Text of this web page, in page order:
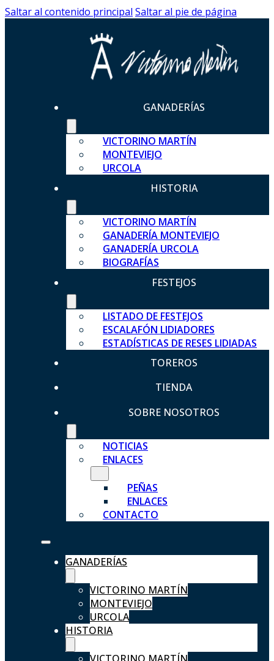
Saltar al contenido principal Saltar al pie de página
GANADERÍAS
VICTORINO MARTÍN
MONTEVIEJO
URCOLA
HISTORIA
VICTORINO MARTÍN
GANADERÍA MONTEVIEJO
GANADERÍA URCOLA
BIOGRAFÍAS
FESTEJOS
LISTADO DE FESTEJOS
ESCALAFÓN LIDIADORES
ESTADÍSTICAS DE RESES LIDIADAS
TOREROS
TIENDA
SOBRE NOSOTROS
NOTICIAS
ENLACES
PEÑAS
ENLACES
CONTACTO
GANADERÍAS
VICTORINO MARTÍN
MONTEVIEJO
URCOLA
HISTORIA